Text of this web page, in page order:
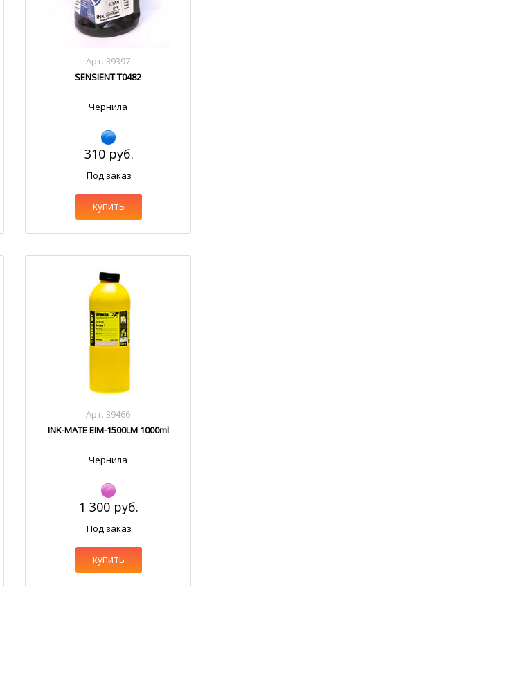
Арт. 39397
SENSIENT T0482
Чернила
310 руб.
Под заказ
купить
Арт. 39466
INK-MATE EIM-1500LM 1000ml
Чернила
1 300 руб.
Под заказ
купить